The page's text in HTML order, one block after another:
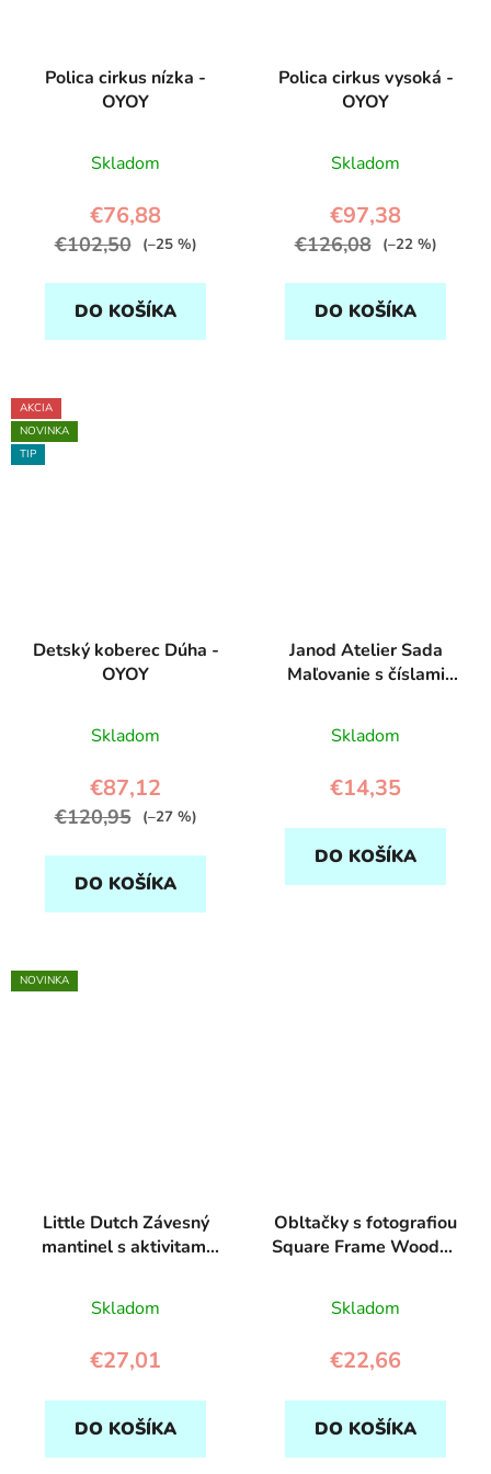
Polica cirkus nízka -
OYOY
Skladom
€76,88
€102,50 (–25 %)
DO KOŠÍKA
Polica cirkus vysoká -
OYOY
Skladom
€97,38
€126,08 (–22 %)
DO KOŠÍKA
AKCIA
NOVINKA
TIP
Detský koberec Dúha -
OYOY
Skladom
€87,12
€120,95 (–27 %)
DO KOŠÍKA
Janod Atelier Sada
Maľovanie s číslami
Skladom
€14,35
DO KOŠÍKA
NOVINKA
Little Dutch Závesný
mantinel s aktivitami
Skladom
€27,01
DO KOŠÍKA
Obltačky s fotografiou
Square Frame Wooden
Skladom
€22,66
DO KOŠÍKA